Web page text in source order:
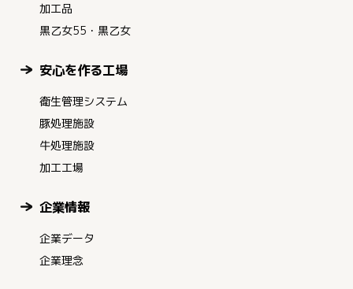
加工品
黒乙女55・黒乙女
安心を作る工場
衛生管理システム
豚処理施設
牛処理施設
加工工場
企業情報
企業データ
企業理念